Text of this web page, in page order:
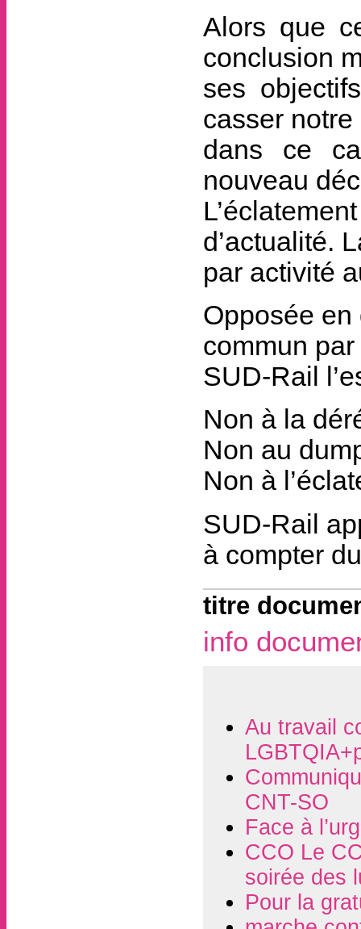
Alors que
conclusion
ses
casser
dans ce
nouveau
d’actualité.
par activité
Opposée
commun
SUD-Rail
Non à la
Non au
Non à
SUD-Rail
à compter
titre
info
Au travail
CNT-SO
Face à
CCO Le
soirée des
Pour la